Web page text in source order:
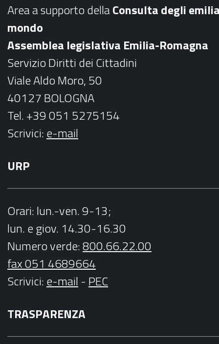
o
k
r
a
m
Area a supporto dellaConsulta degli
mondo
Assemblea legislativa Emilia-Romagna
Servizio Diritti dei Cittadini
Viale Aldo Moro, 50
40127 BOLOGNA
Tel. +39 051 5275154
Scrivici:e-mail
URP
Orari: lun.-ven. 9-13;
lun. e giov. 14.30-16.30
Numero verde:800.66.22.00
fax 051 4689664
Scrivici:e-mail - PEC
TRASPARENZA